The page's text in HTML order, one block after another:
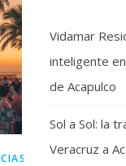
TURISMO
Vidamar
inteligente
de Acapulco
Sol a Sol: la
Veracruz a